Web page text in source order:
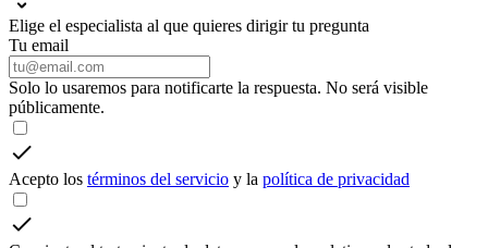
Elige el especialista al que quieres dirigir tu pregunta
Tu email
Solo lo usaremos para notificarte la respuesta. No será visible
públicamente.
Acepto los términos del servicio y la política de privacidad